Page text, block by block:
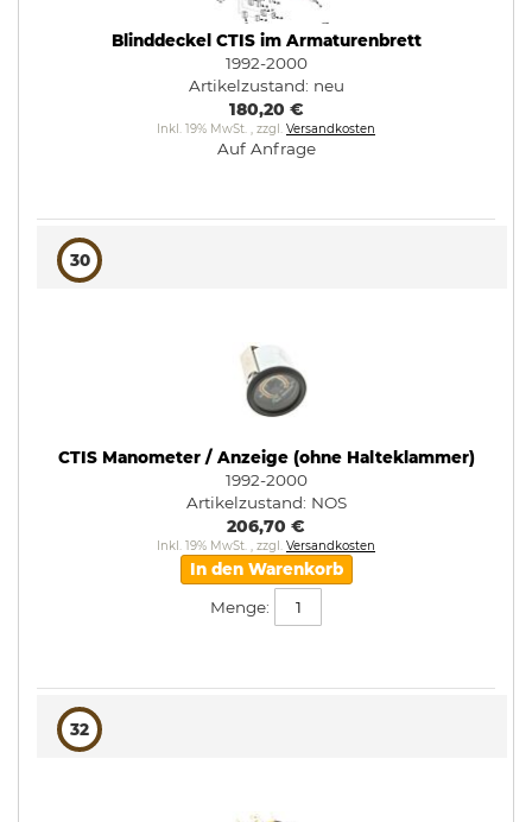
Blinddeckel CTIS im Armaturenbrett
1992-2000
Artikelzustand: neu
180,20 €
Inkl. 19% MwSt. , zzgl. Versandkosten
Auf Anfrage
30
CTIS Manometer / Anzeige (ohne Halteklammer)
1992-2000
Artikelzustand: NOS
206,70 €
Inkl. 19% MwSt. , zzgl. Versandkosten
In den Warenkorb
Menge:
32